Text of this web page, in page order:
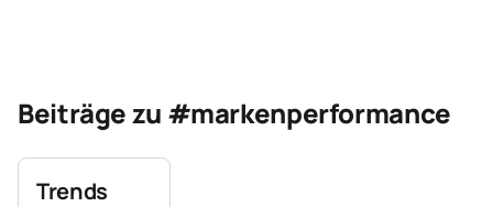
Beiträge zu #markenperformance
Trends